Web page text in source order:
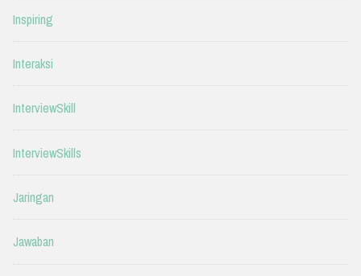
Inspiring
Interaksi
InterviewSkill
InterviewSkills
Jaringan
Jawaban